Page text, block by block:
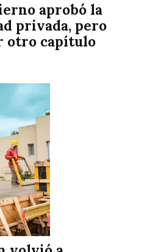
aprobó la
privada, pero
otro capítulo